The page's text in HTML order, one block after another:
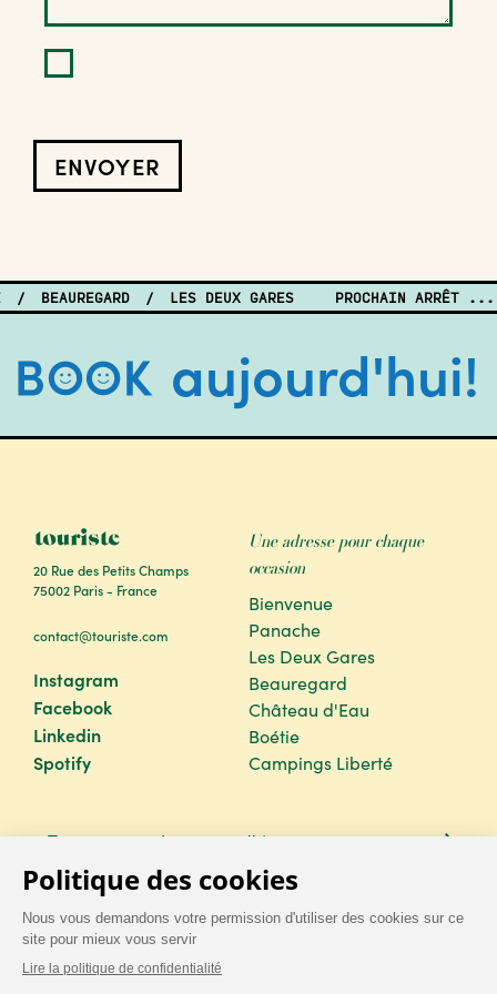
ENVOYER
BEAUREGARD LES DEUX GARES PROCHAIN ARRÊT
aujourd'hui!
20 Rue des Petits Champs
75002 Paris - France
contact@touriste.com
Instagram
Facebook
Linkedin
Spotify
Une adresse pour chaque
occasion
Bienvenue
Panache
Les Deux Gares
Beauregard
Château d'Eau
Boétie
Campings Liberté
@ TOURISTE
POLITIQUE DE CONFIDENTIALITÉ